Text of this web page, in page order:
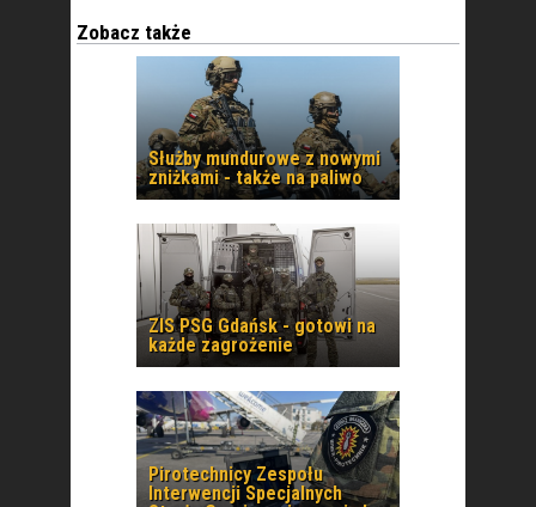
Zobacz także
Służby mundurowe z nowymi
zniżkami - także na paliwo
ZIS PSG Gdańsk - gotowi na
każde zagrożenie
Pirotechnicy Zespołu
Interwencji Specjalnych